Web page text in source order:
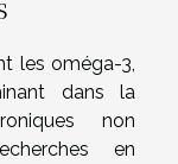
les oméga-3,
dans la
non
en